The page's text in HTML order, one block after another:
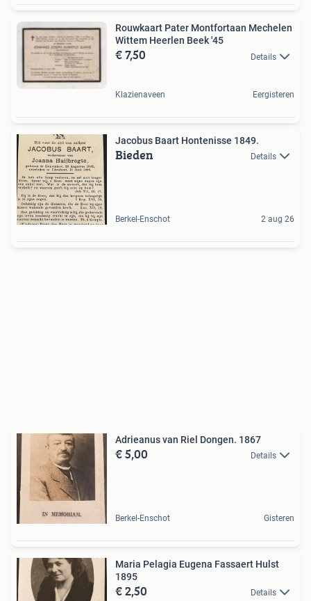
Rouwkaart Pater Montfortaan Mechelen
Wittem Heerlen Beek '45
€ 7,50 Details
Klazienaveen Eergisteren
Jacobus Baart Hontenisse 1849.
Bieden Details
Berkel-Enschot 2 aug 26
Adrieanus van Riel Dongen. 1867
€ 5,00 Details
Berkel-Enschot Gisteren
Maria Pelagia Eugena Fassaert Hulst
1895
€ 2,50 Details